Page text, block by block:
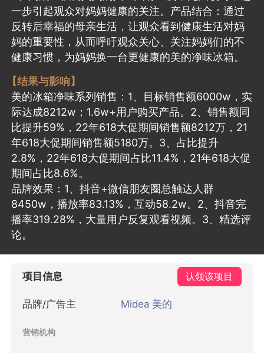
一步引起观众对妈妈健康的关注。产品结合：通过
反转后幸福的母亲生活，让观众看到健康生活对妈
妈的重要性，从而呼吁观众关心、关注妈妈们的不
健康习惯，为妈妈换一台更健康的美的净味冰箱。
【结果与影响】
美的冰箱净味系列销售：1、目标销售额6000w，实
际达成8212w；1.6w+用户购买产品。2、销售额同
比提升59%，22年618大促期间销售额8212万，21
年618大促期间销售额5180万。3、占比提升
2.8%，22年618大促期间占比11.4%，21年618大促
期间占比8.6%。
品牌效果：1、抖音+微信朋友圈总触达人群
8450w，播放率83.13%，互动58.2w。2、抖音完
播率319.28%，大量用户反复观看视频。3、精选评
论。
项目信息 认领该项目
品牌/广告主 Midea 美的
营销机构